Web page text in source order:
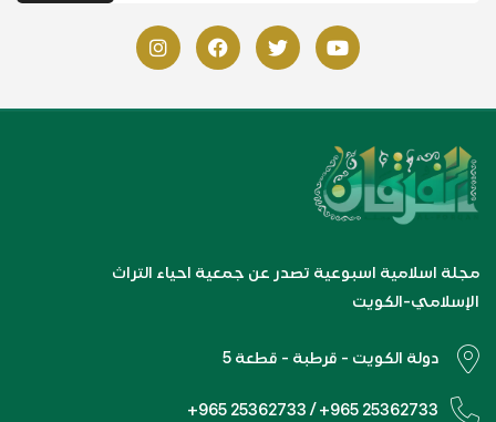
مجلة اسلامية اسبوعية تصدر عن جمعية احياء التراث
الإسلامي-الكويت
دولة الكويت - قرطبة - قطعة 5
+965 25362733 / +965 25362733